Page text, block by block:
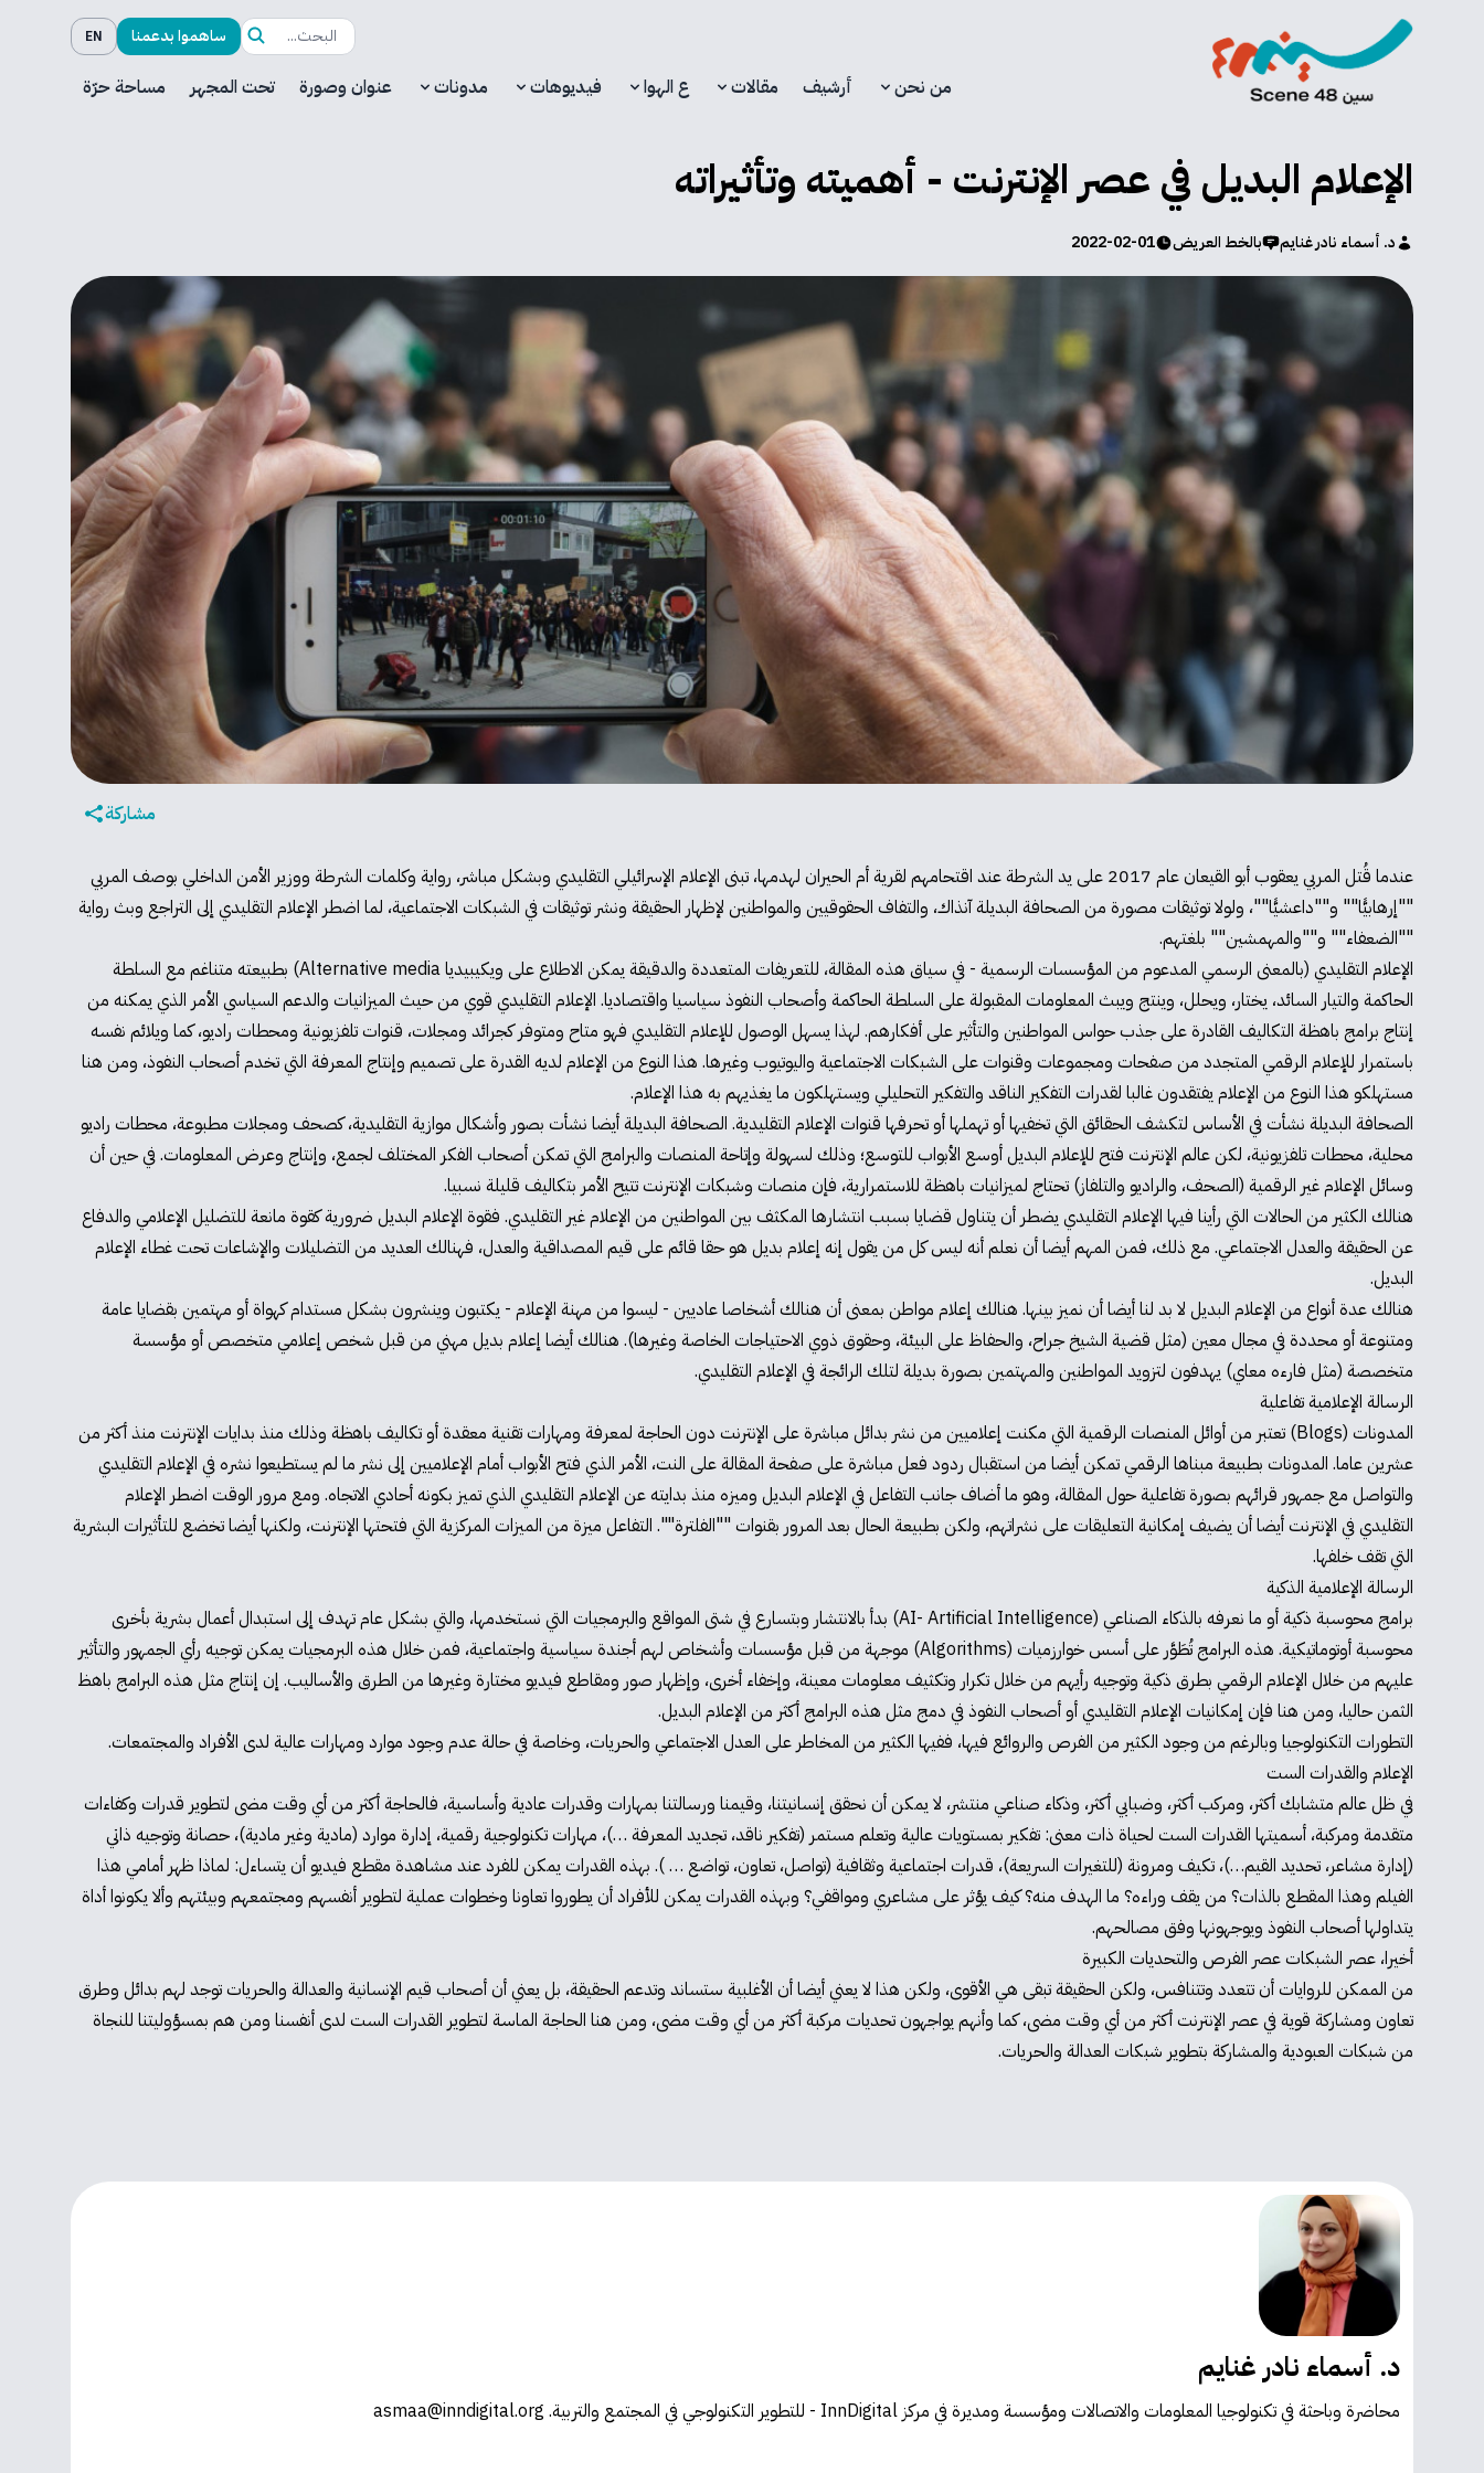
ساهموا بدعمنا EN
من نحن أرشيف مقالات ع الهوا فيديوهات مدونات عنوان وصورة تحت المجهر مساحة حرّة
الإعلام البديل في عصر الإنترنت - أهميته وتأثيراته
د. أسماء نادر غنايم بالخط العريض 2022-02-01
مشاركة
عندما قُتل المربي يعقوب أبو القيعان عام 2017 على يد الشرطة عند اقتحامهم لقرية أم الحيران لهدمها، تبنى الإعلام الإسرائيلي التقليدي وبشكل مباشر، رواية وكلمات الشرطة ووزير الأمن الداخلي بوصف المربي
""إرهابيًّا"" و""داعشيًّا""، ولولا توثيقات مصورة من الصحافة البديلة آنذاك، والتفاف الحقوقيين والمواطنين لإظهار الحقيقة ونشر توثيقات في الشبكات الاجتماعية، لما اضطر الإعلام التقليدي إلى التراجع وبث رواية
""الضعفاء"" و""والمهمشين"" بلغتهم.
الإعلام التقليدي (بالمعنى الرسمي المدعوم من المؤسسات الرسمية - في سياق هذه المقالة، للتعريفات المتعددة والدقيقة يمكن الاطلاع على ويكيبيديا Alternative media) بطبيعته متناغم مع السلطة
الحاكمة والتيار السائد، يختار، ويحلل، وينتج ويبث المعلومات المقبولة على السلطة الحاكمة وأصحاب النفوذ سياسيا واقتصاديا. الإعلام التقليدي قوي من حيث الميزانيات والدعم السياسي الأمر الذي يمكنه من
إنتاج برامج باهظة التكاليف القادرة على جذب حواس المواطنين والتأثير على أفكارهم. لهذا يسهل الوصول للإعلام التقليدي فهو متاح ومتوفر كجرائد ومجلات، قنوات تلفزيونية ومحطات راديو، كما ويلائم نفسه
باستمرار للإعلام الرقمي المتجدد من صفحات ومجموعات وقنوات على الشبكات الاجتماعية واليوتيوب وغيرها. هذا النوع من الإعلام لديه القدرة على تصميم وإنتاج المعرفة التي تخدم أصحاب النفوذ، ومن هنا
مستهلكو هذا النوع من الإعلام يفتقدون غالبا لقدرات التفكير الناقد والتفكير التحليلي ويستهلكون ما يغذيهم به هذا الإعلام.
الصحافة البديلة نشأت في الأساس لتكشف الحقائق التي تخفيها أو تهملها أو تحرفها قنوات الإعلام التقليدية. الصحافة البديلة أيضا نشأت بصور وأشكال موازية التقليدية، كصحف ومجلات مطبوعة، محطات راديو
محلية، محطات تلفزيونية، لكن عالم الإنترنت فتح للإعلام البديل أوسع الأبواب للتوسع؛ وذلك لسهولة وإتاحة المنصات والبرامج التي تمكن أصحاب الفكر المختلف لجمع، وإنتاج وعرض المعلومات. في حين أن
وسائل الإعلام غير الرقمية (الصحف، والراديو والتلفاز) تحتاج لميزانيات باهظة للاستمرارية، فإن منصات وشبكات الإنترنت تتيح الأمر بتكاليف قليلة نسبيا.
هنالك الكثير من الحالات التي رأينا فيها الإعلام التقليدي يضطر أن يتناول قضايا بسبب انتشارها المكثف بين المواطنين من الإعلام غير التقليدي. فقوة الإعلام البديل ضرورية كقوة مانعة للتضليل الإعلامي والدفاع
عن الحقيقة والعدل الاجتماعي. مع ذلك، فمن المهم أيضا أن نعلم أنه ليس كل من يقول إنه إعلام بديل هو حقا قائم على قيم المصداقية والعدل، فهنالك العديد من التضليلات والإشاعات تحت غطاء الإعلام
البديل.
هنالك عدة أنواع من الإعلام البديل لا بد لنا أيضا أن نميز بينها. هنالك إعلام مواطن بمعنى أن هنالك أشخاصا عاديين - ليسوا من مهنة الإعلام - يكتبون وينشرون بشكل مستدام كهواة أو مهتمين بقضايا عامة
ومتنوعة أو محددة في مجال معين (مثل قضية الشيخ جراح، والحفاظ على البيئة، وحقوق ذوي الاحتياجات الخاصة وغيرها). هنالك أيضا إعلام بديل مهني من قبل شخص إعلامي متخصص أو مؤسسة
متخصصة (مثل فارءه معاي) يهدفون لتزويد المواطنين والمهتمين بصورة بديلة لتلك الرائجة في الإعلام التقليدي.
الرسالة الإعلامية تفاعلية
المدونات (Blogs) تعتبر من أوائل المنصات الرقمية التي مكنت إعلاميين من نشر بدائل مباشرة على الإنترنت دون الحاجة لمعرفة ومهارات تقنية معقدة أو تكاليف باهظة وذلك منذ بدايات الإنترنت منذ أكثر من
عشرين عاما. المدونات بطبيعة مبناها الرقمي تمكن أيضا من استقبال ردود فعل مباشرة على صفحة المقالة على النت، الأمر الذي فتح الأبواب أمام الإعلاميين إلى نشر ما لم يستطيعوا نشره في الإعلام التقليدي
والتواصل مع جمهور قرائهم بصورة تفاعلية حول المقالة، وهو ما أضاف جانب التفاعل في الإعلام البديل وميزه منذ بدايته عن الإعلام التقليدي الذي تميز بكونه أحادي الاتجاه. ومع مرور الوقت اضطر الإعلام
التقليدي في الإنترنت أيضا أن يضيف إمكانية التعليقات على نشراتهم، ولكن بطبيعة الحال بعد المرور بقنوات ""الفلترة"". التفاعل ميزة من الميزات المركزية التي فتحتها الإنترنت، ولكنها أيضا تخضع للتأثيرات البشرية
التي تقف خلفها.
الرسالة الإعلامية الذكية
برامج محوسبة ذكية أو ما نعرفه بالذكاء الصناعي (AI- Artificial Intelligence) بدأ بالانتشار وبتسارع في شتى المواقع والبرمجيات التي نستخدمها، والتي بشكل عام تهدف إلى استبدال أعمال بشرية بأخرى
محوسبة أوتوماتيكية. هذه البرامج تُطَوَّر على أسس خوارزميات (Algorithms) موجهة من قبل مؤسسات وأشخاص لهم أجندة سياسية واجتماعية، فمن خلال هذه البرمجيات يمكن توجيه رأي الجمهور والتأثير
عليهم من خلال الإعلام الرقمي بطرق ذكية وتوجيه رأيهم من خلال تكرار وتكثيف معلومات معينة، وإخفاء أخرى، وإظهار صور ومقاطع فيديو مختارة وغيرها من الطرق والأساليب. إن إنتاج مثل هذه البرامج باهظ
الثمن حاليا، ومن هنا فإن إمكانيات الإعلام التقليدي أو أصحاب النفوذ في دمج مثل هذه البرامج أكثر من الإعلام البديل.
التطورات التكنولوجيا وبالرغم من وجود الكثير من الفرص والروائع فيها، ففيها الكثير من المخاطر على العدل الاجتماعي والحريات، وخاصة في حالة عدم وجود موارد ومهارات عالية لدى الأفراد والمجتمعات.
الإعلام والقدرات الست
في ظل عالم متشابك أكثر، ومركب أكثر، وضبابي أكثر، وذكاء صناعي منتشر، لا يمكن أن نحقق إنسانيتنا، وقيمنا ورسالتنا بمهارات وقدرات عادية وأساسية، فالحاجة أكثر من أي وقت مضى لتطوير قدرات وكفاءات
متقدمة ومركبة، أسميتها القدرات الست لحياة ذات معنى: تفكير بمستويات عالية وتعلم مستمر (تفكير ناقد، تجديد المعرفة …)، مهارات تكنولوجية رقمية، إدارة موارد (مادية وغير مادية)، حصانة وتوجيه ذاتي
(إدارة مشاعر، تحديد القيم…)، تكيف ومرونة (للتغيرات السريعة)، قدرات اجتماعية وثقافية (تواصل، تعاون، تواضع … ). بهذه القدرات يمكن للفرد عند مشاهدة مقطع فيديو أن يتساءل: لماذا ظهر أمامي هذا
الفيلم وهذا المقطع بالذات؟ من يقف وراءه؟ ما الهدف منه؟ كيف يؤثر على مشاعري ومواقفي؟ وبهذه القدرات يمكن للأفراد أن يطوروا تعاونا وخطوات عملية لتطوير أنفسهم ومجتمعهم وبيئتهم وألا يكونوا أداة
يتداولها أصحاب النفوذ ويوجهونها وفق مصالحهم.
أخيرا، عصر الشبكات عصر الفرص والتحديات الكبيرة
من الممكن للروايات أن تتعدد وتتنافس، ولكن الحقيقة تبقى هي الأقوى، ولكن هذا لا يعني أيضا أن الأغلبية ستساند وتدعم الحقيقة، بل يعني أن أصحاب قيم الإنسانية والعدالة والحريات توجد لهم بدائل وطرق
تعاون ومشاركة قوية في عصر الإنترنت أكثر من أي وقت مضى، كما وأنهم يواجهون تحديات مركبة أكثر من أي وقت مضى، ومن هنا الحاجة الماسة لتطوير القدرات الست لدى أنفسنا ومن هم بمسؤوليتنا للنجاة
من شبكات العبودية والمشاركة بتطوير شبكات العدالة والحريات.
د. أسماء نادر غنايم
محاضرة وباحثة في تكنولوجيا المعلومات والاتصالات ومؤسسة ومديرة في مركز InnDigital - للتطوير التكنولوجي في المجتمع والتربية. asmaa@inndigital.org